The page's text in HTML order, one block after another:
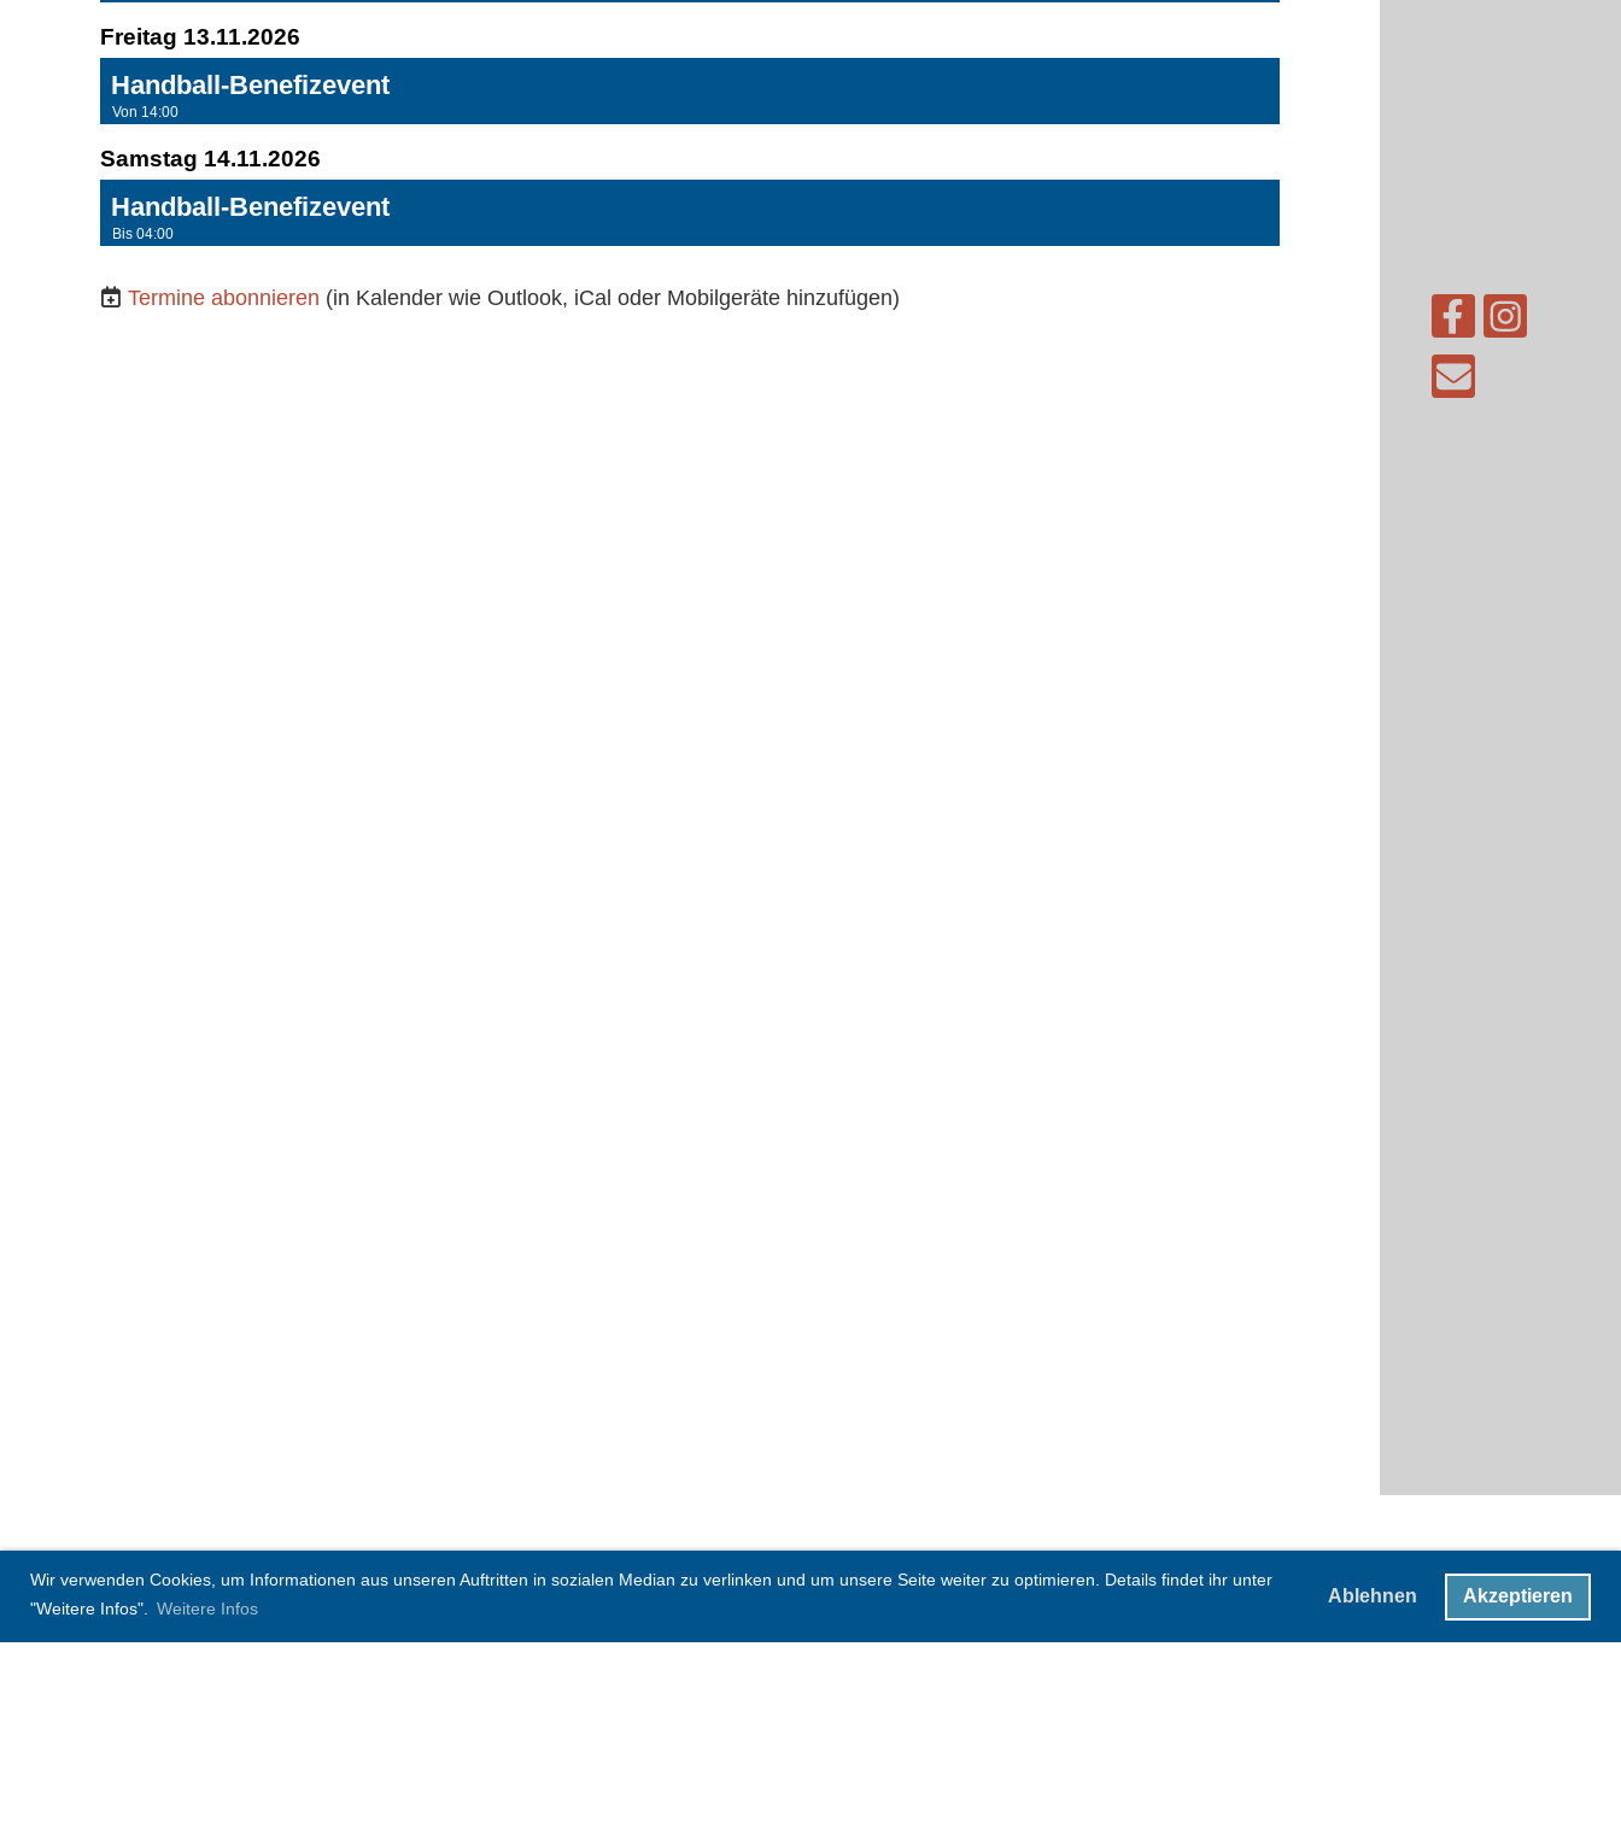
Wir verwenden Cookies, um Informationen aus unseren Auftritten in sozialen Median zu verlinken und um unsere Seite weiter zu optimieren. Details findet ihr unter
"Weitere Infos". Weitere Infos
Ablehnen Akzeptieren
Freitag 13.11.2026
Handball-Benefizevent
Von 14:00
Samstag 14.11.2026
Handball-Benefizevent
Bis 04:00
Termine abonnieren (in Kalender wie Outlook, iCal oder Mobilgeräte hinzufügen)